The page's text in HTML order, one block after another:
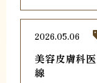
美容皮膚科
線
2026.05.06